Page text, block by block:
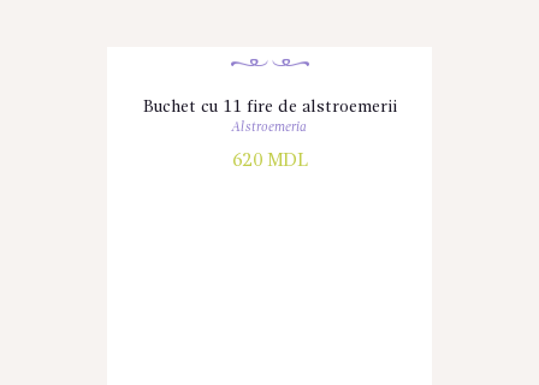
Buchet cu 11 fire de alstroemerii
Alstroemeria
620 MDL